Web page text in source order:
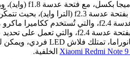
Xiaomi Redmi Note 9 الخلفية.